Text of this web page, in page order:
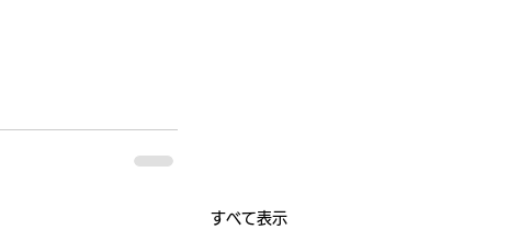
すべて表示